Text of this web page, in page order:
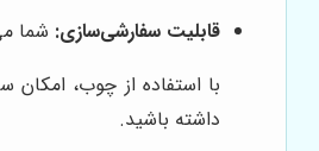
قابلیت سفارشی‌سازی: شما
با استفاده از چوب،
داشته باشید.